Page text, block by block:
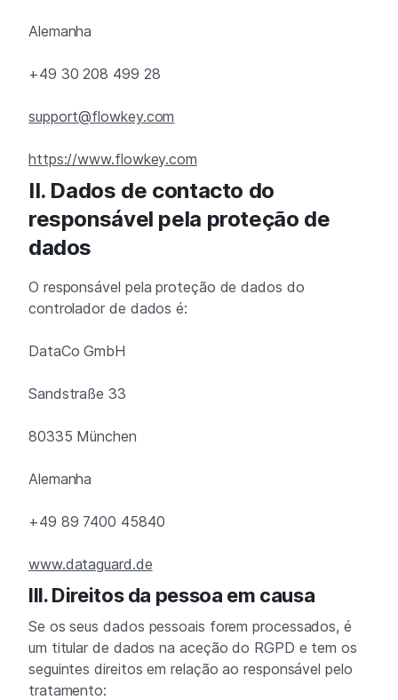
Alemanha
+49 30 208 499 28
support@flowkey.com
https://www.flowkey.com
II. Dados de contacto do
responsável pela proteção de
dados
O responsável pela proteção de dados do
controlador de dados é:
DataCo GmbH
Sandstraße 33
80335 München
Alemanha
+49 89 7400 45840
www.dataguard.de
III. Direitos da pessoa em causa
Se os seus dados pessoais forem processados, é
um titular de dados na aceção do RGPD e tem os
seguintes direitos em relação ao responsável pelo
tratamento: